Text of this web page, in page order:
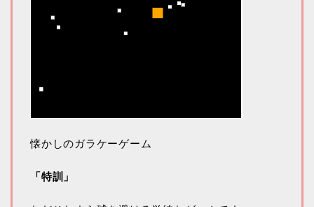
懐かしのガラケーゲーム
「特訓」